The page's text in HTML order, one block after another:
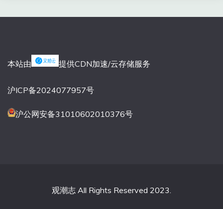
本站由 提供CDN加速/云存储服务
沪ICP备2024077957号
沪公网安备31010602010376号
观潮志 All Rights Reserved 2023.